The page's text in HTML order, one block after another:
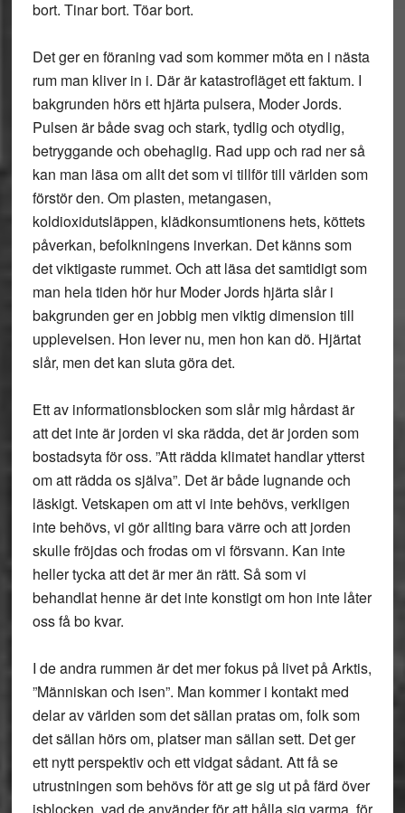
bort. Tinar bort. Töar bort.
Det ger en föraning vad som kommer möta en i nästa
rum man kliver in i. Där är katastrofläget ett faktum. I
bakgrunden hörs ett hjärta pulsera, Moder Jords.
Pulsen är både svag och stark, tydlig och otydlig,
betryggande och obehaglig. Rad upp och rad ner så
kan man läsa om allt det som vi tillför till världen som
förstör den. Om plasten, metangasen,
koldioxidutsläppen, klädkonsumtionens hets, köttets
påverkan, befolkningens inverkan. Det känns som
det viktigaste rummet. Och att läsa det samtidigt som
man hela tiden hör hur Moder Jords hjärta slår i
bakgrunden ger en jobbig men viktig dimension till
upplevelsen. Hon lever nu, men hon kan dö. Hjärtat
slår, men det kan sluta göra det.
Ett av informationsblocken som slår mig hårdast är
att det inte är jorden vi ska rädda, det är jorden som
bostadsyta för oss. ”Att rädda klimatet handlar ytterst
om att rädda os själva”. Det är både lugnande och
läskigt. Vetskapen om att vi inte behövs, verkligen
inte behövs, vi gör allting bara värre och att jorden
skulle fröjdas och frodas om vi försvann. Kan inte
heller tycka att det är mer än rätt. Så som vi
behandlat henne är det inte konstigt om hon inte låter
oss få bo kvar.
I de andra rummen är det mer fokus på livet på Arktis,
”Människan och isen”. Man kommer i kontakt med
delar av världen som det sällan pratas om, folk som
det sällan hörs om, platser man sällan sett. Det ger
ett nytt perspektiv och ett vidgat sådant. Att få se
utrustningen som behövs för att ge sig ut på färd över